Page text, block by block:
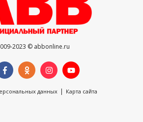
2023 © abbonline.ru
данных | Карта сайта